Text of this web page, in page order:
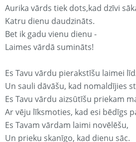
Aurika vārds tiek dots,kad dzīvi
Katru dienu daudzināts.
Bet ik gadu vienu dienu -
Laimes vārdā sumināts!
Es Tavu vārdu pierakstīšu laimei
Un sauli dāvāšu, kad nomaldījies
Es Tavu vārdu aizsūtīšu priekam
Ar vēju līksmoties, kad esi bēdīgs
Es Tavam vārdam laimi novēlēšu,
Un prieku skanīgo, kad dienu sāc.